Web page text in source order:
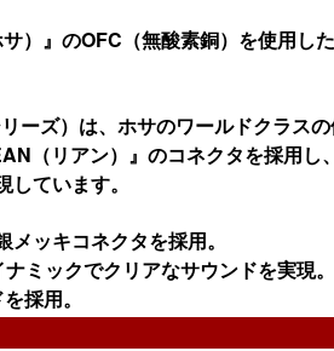
）』のOFC（無酸素銅）を使用し
ズ）は、ホサのワールドクラス
（リアン）』のコネクタを採用し
ています。
ッキコネクタを採用。
ミックでクリアなサウンドを実現。
採用。